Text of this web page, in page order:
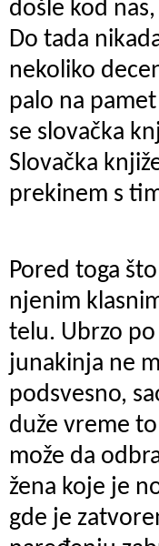
došle kod
Do tada
nekoliko
palo na
se slovačka
Slovačka
prekinem s
Pored toga
njenim
telu. Ubrzo
junakinja ne
podsvesno,
duže vreme
može da
žena koje je
gde je